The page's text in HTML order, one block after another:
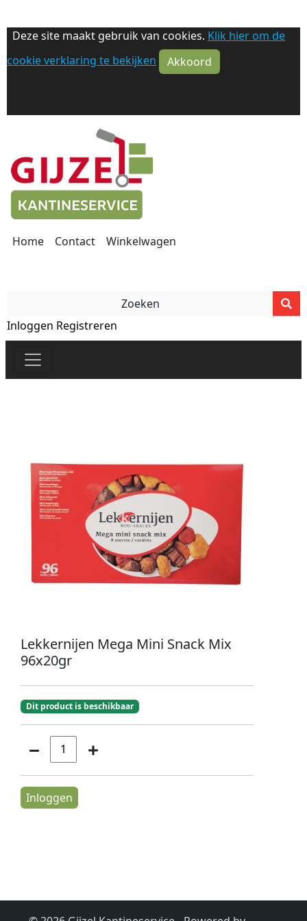
Deze site maakt gebruik van cookies. Klik hier om de
cookie verklaring te bekijken
Akkoord
Home Contact Winkelwagen
Inloggen Registreren
Lekkernijen Mega Mini Snack Mix
96x20gr
Dit product is beschikbaar
Inloggen